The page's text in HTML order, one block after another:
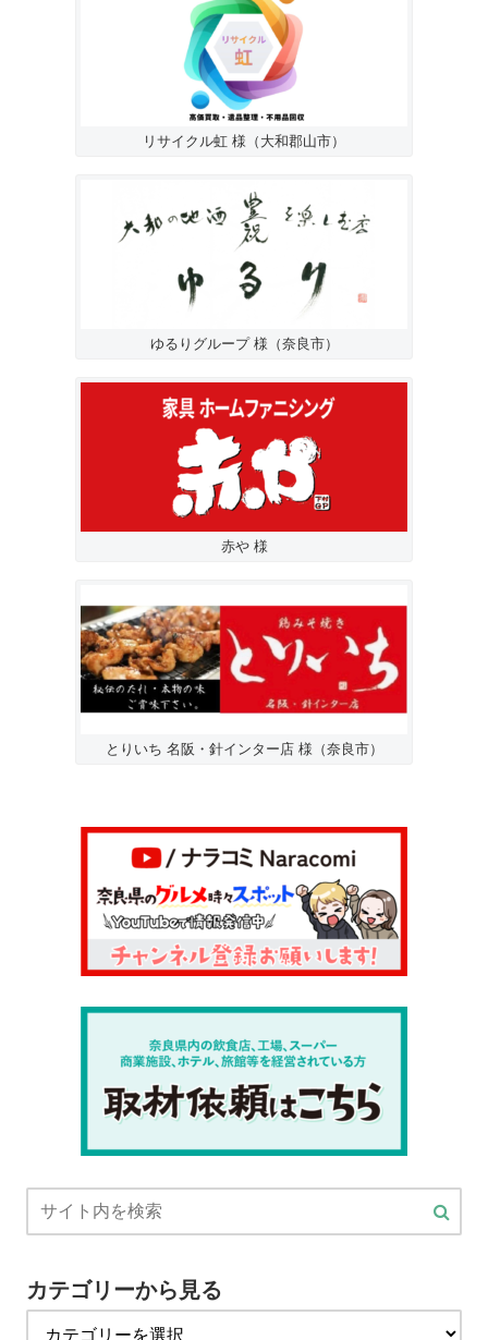
リサイクル虹 様（大和郡山市）
ゆるりグループ 様（奈良市）
赤や 様
とりいち 名阪・針インター店 様（奈良市）
カテゴリーから見る